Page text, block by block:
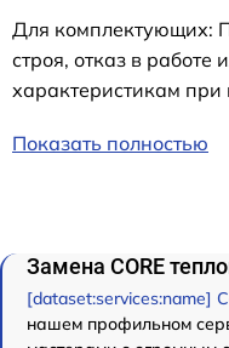
Для комплектующих:
строя, отказ в работе
характеристикам
Показать полностью
Замена CORE
[dataset:services:name]
нашем профильном